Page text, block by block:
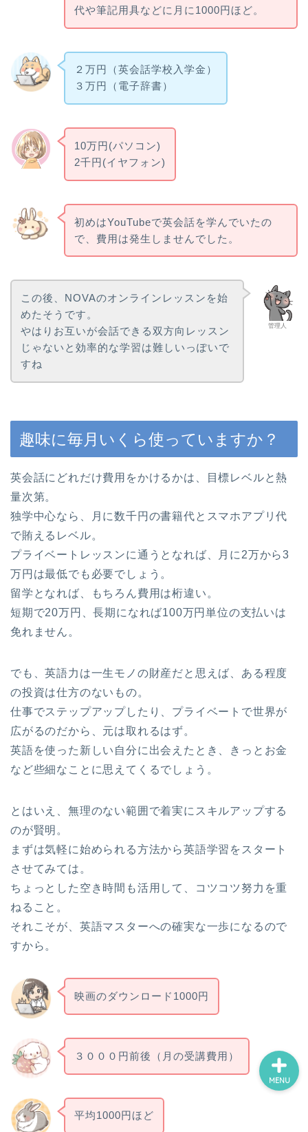
代や筆記用具などに月に1000円ほど。
２万円（英会話学校入学金）
３万円（電子辞書）
10万円(パソコン)
2千円(イヤフォン)
初めはYouTubeで英会話を学んでいたの
で、費用は発生しませんでした。
管理人
この後、NOVAのオンラインレッスンを始
めたそうです。
やはりお互いが会話できる双方向レッスン
じゃないと効率的な学習は難しいっぽいで
すね
趣味に毎月いくら使っていますか？
英会話にどれだけ費用をかけるかは、目標レベルと熱
量次第。
独学中心なら、月に数千円の書籍代とスマホアプリ代
で賄えるレベル。
プライベートレッスンに通うとなれば、月に2万から3
万円は最低でも必要でしょう。
留学となれば、もちろん費用は桁違い。
短期で20万円、長期になれば100万円単位の支払いは
免れません。
でも、英語力は一生モノの財産だと思えば、ある程度
の投資は仕方のないもの。
仕事でステップアップしたり、プライベートで世界が
広がるのだから、元は取れるはず。
英語を使った新しい自分に出会えたとき、きっとお金
など些細なことに思えてくるでしょう。
とはいえ、無理のない範囲で着実にスキルアップする
のが賢明。
まずは気軽に始められる方法から英語学習をスタート
させてみては。
ちょっとした空き時間も活用して、コツコツ努力を重
ねること。
それこそが、英語マスターへの確実な一歩になるので
すから。
映画のダウンロード1000円
３０００円前後（月の受講費用）
平均1000円ほど
MENU
制作・学習